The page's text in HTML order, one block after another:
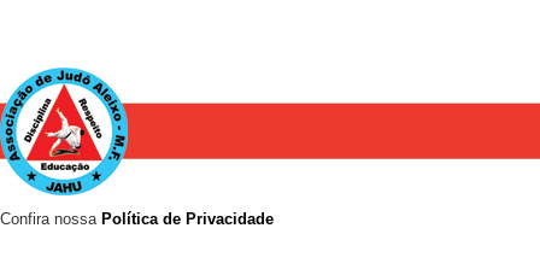
Confira nossa Política de Privacidade